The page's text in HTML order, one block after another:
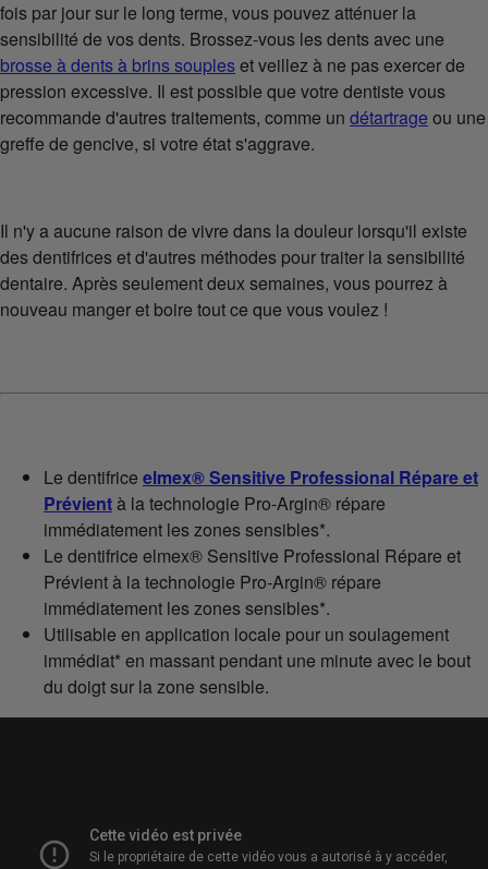
fois par jour sur le long terme, vous pouvez atténuer la
sensibilité de vos dents. Brossez-vous les dents avec une
brosse à dents à brins soupleset veillez à ne pas exercer de
pression excessive. Il est possible que votre dentiste vous
recommande d'autres traitements, comme un détartrage ou une
greffe de gencive, si votre état s'aggrave.
Il n'y a aucune raison de vivre dans la douleur lorsqu'il existe
des dentifrices et d'autres méthodes pour traiter la sensibilité
dentaire. Après seulement deux semaines, vous pourrez à
nouveau manger et boire tout ce que vous voulez !
Le dentifrice elmex® Sensitive Professional Répare et
Prévientà la technologie Pro-Argin® répare
immédiatement les zones sensibles*.
Le dentifrice elmex® Sensitive Professional Répare et
Prévient à la technologie Pro-Argin® répare
immédiatement les zones sensibles*.
Utilisable en application locale pour un soulagement
immédiat* en massant pendant une minute avec le bout
du doigt sur la zone sensible.